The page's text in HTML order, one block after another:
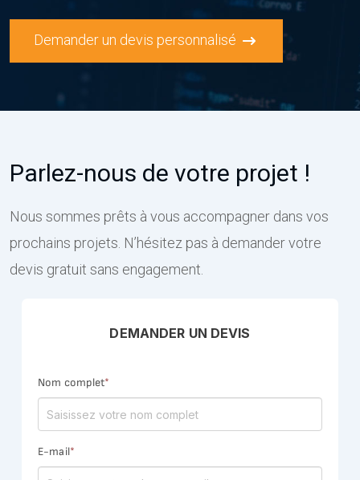
Demander un devis personnalisé
Parlez-nous de votre projet !
Nous sommes prêts à vous accompagner dans vos
prochains projets. N’hésitez pas à demander votre
devis gratuit sans engagement.